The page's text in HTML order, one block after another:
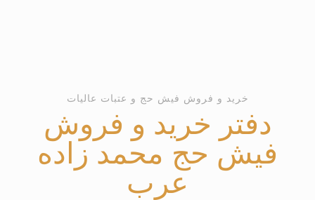
خرید و فروش فیش حج و عتبات عالیات
دفتر خرید و فروش
فیش حج محمد زاده
عرب